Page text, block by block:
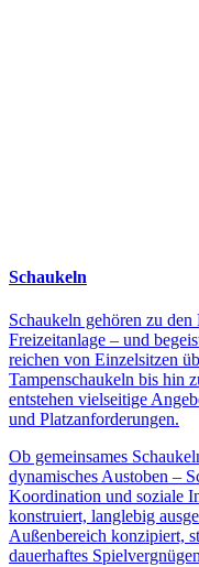
Schaukeln
Schaukeln gehören zu
Freizeitanlage – und
reichen von Einzelsitzen
Tampenschaukeln bis hin
entstehen vielseitige
und Platzanforderungen.
Ob gemeinsames
dynamisches Austoben –
Koordination und soziale
konstruiert, langlebig
Außenbereich konzipiert,
dauerhaftes